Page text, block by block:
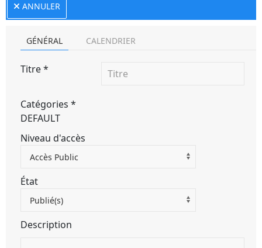
ANNULER
GÉNÉRAL CALENDRIER
Titre*
Catégories *
DEFAULT
Niveau d'accès
Accès Public
État
Publié(s)
Description